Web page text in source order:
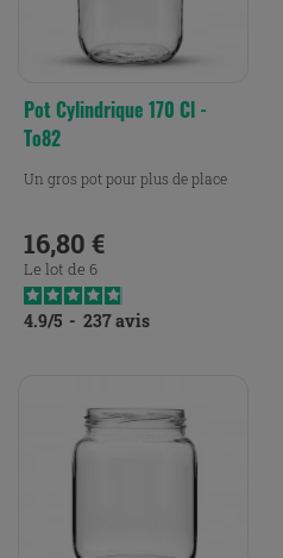
Pot Cylindrique 170 Cl -
To82
Un gros pot pour plus de place
Prix
16,80 €
Le lot de 6
4.9/5 - 237avis